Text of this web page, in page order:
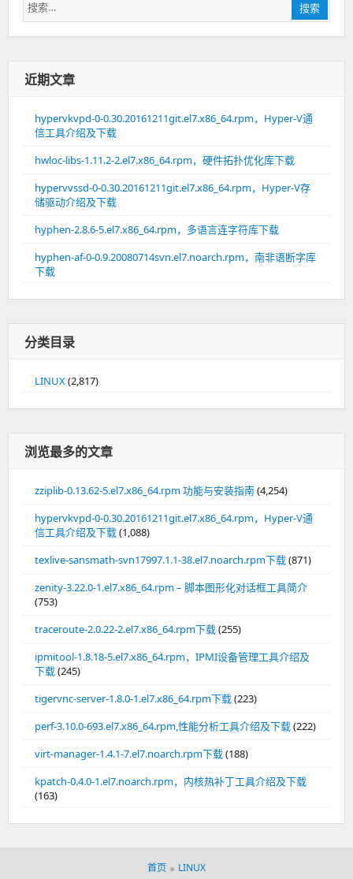
索：
搜索
近期文章
hypervkvpd-0-0.30.20161211git.el7.x86_64.rpm，Hyper-V通
信工具介绍及下载
hwloc-libs-1.11.2-2.el7.x86_64.rpm，硬件拓扑优化库下载
hypervvssd-0-0.30.20161211git.el7.x86_64.rpm，Hyper-V存
储驱动介绍及下载
hyphen-2.8.6-5.el7.x86_64.rpm，多语言连字符库下载
hyphen-af-0-0.9.20080714svn.el7.noarch.rpm，南非语断字库
下载
分类目录
LINUX(2,817)
浏览最多的文章
zziplib-0.13.62-5.el7.x86_64.rpm 功能与安装指南(4,254)
hypervkvpd-0-0.30.20161211git.el7.x86_64.rpm，Hyper-V通
信工具介绍及下载(1,088)
texlive-sansmath-svn17997.1.1-38.el7.noarch.rpm下载(871)
zenity-3.22.0-1.el7.x86_64.rpm – 脚本图形化对话框工具简介
(753)
traceroute-2.0.22-2.el7.x86_64.rpm下载(255)
ipmitool-1.8.18-5.el7.x86_64.rpm，IPMI设备管理工具介绍及
下载(245)
tigervnc-server-1.8.0-1.el7.x86_64.rpm下载(223)
perf-3.10.0-693.el7.x86_64.rpm,性能分析工具介绍及下载(222)
virt-manager-1.4.1-7.el7.noarch.rpm下载(188)
kpatch-0.4.0-1.el7.noarch.rpm，内核热补丁工具介绍及下载
(163)
首页 LINUX